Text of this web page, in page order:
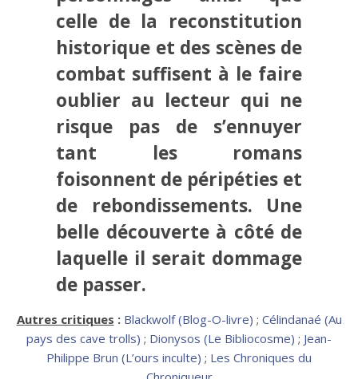
celle de la reconstitution
historique et des scènes de
combat suffisent à le faire
oublier au lecteur qui ne
risque pas de s’ennuyer
tant les romans
foisonnent de péripéties et
de rebondissements. Une
belle découverte à côté de
laquelle il serait dommage
de passer.
Autres critiques : Blackwolf (Blog-O-livre) ; Célindanaé (Au
pays des cave trolls) ; Dionysos (Le Bibliocosme) ; Jean-
Philippe Brun (L’ours inculte) ; Les Chroniques du